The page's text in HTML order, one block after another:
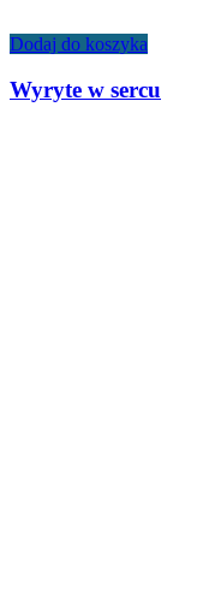
Dodaj do koszyka
Wyryte w sercu